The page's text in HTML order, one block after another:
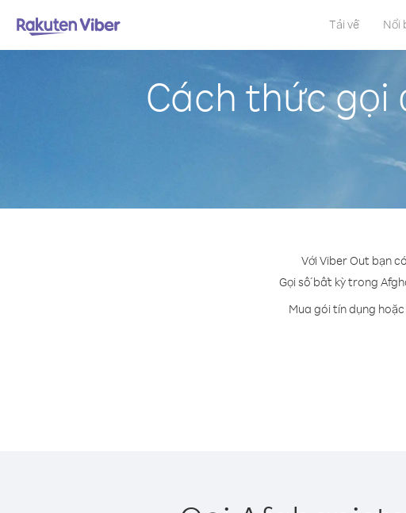
Tải về Nổi
Cách thức
Với Viber Out bạn
Gọi số bất kỳ trong
Mua gói tín dụng